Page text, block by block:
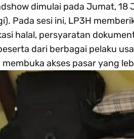
dimulai pada Jumat, 18
Pada sesi ini, LP3H
halal, persyaratan
dari berbagai pelaku
akses pasar yang